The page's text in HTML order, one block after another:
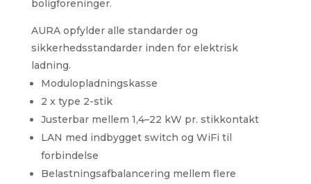
boligforeninger.
AURA opfylder alle standarder og
sikkerhedsstandarder inden for elektrisk
ladning.
Modulopladningskasse
2 x type 2-stik
Justerbar mellem 1,4–22 kW pr. stikkontakt
LAN med indbygget switch og WiFi til
forbindelse
Belastningsafbalancering mellem flere